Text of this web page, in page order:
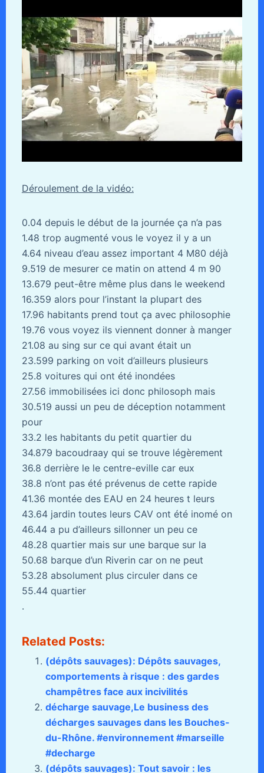
Déroulement de la vidéo:
0.04 depuis le début de la journée ça n’a pas
1.48 trop augmenté vous le voyez il y a un
4.64 niveau d’eau assez important 4 M80 déjà
9.519 de mesurer ce matin on attend 4 m 90
13.679 peut-être même plus dans le weekend
16.359 alors pour l’instant la plupart des
17.96 habitants prend tout ça avec philosophie
19.76 vous voyez ils viennent donner à manger
21.08 au sing sur ce qui avant était un
23.599 parking on voit d’ailleurs plusieurs
25.8 voitures qui ont été inondées
27.56 immobilisées ici donc philosoph mais
30.519 aussi un peu de déception notamment
pour
33.2 les habitants du petit quartier du
34.879 bacoudraay qui se trouve légèrement
36.8 derrière le le centre-eville car eux
38.8 n’ont pas été prévenus de cette rapide
41.36 montée des EAU en 24 heures t leurs
43.64 jardin toutes leurs CAV ont été inomé on
46.44 a pu d’ailleurs sillonner un peu ce
48.28 quartier mais sur une barque sur la
50.68 barque d’un Riverin car on ne peut
53.28 absolument plus circuler dans ce
55.44 quartier
.
Related Posts:
(dépôts sauvages): Dépôts sauvages,
comportements à risque : des gardes
champêtres face aux incivilités
décharge sauvage,Le business des
décharges sauvages dans les Bouches-
du-Rhône. #environnement #marseille
#decharge
(dépôts sauvages): Tout savoir : les